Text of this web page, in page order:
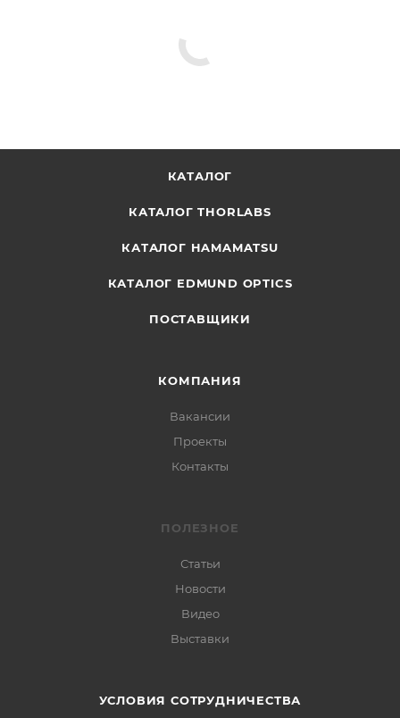
КАТАЛОГ
КАТАЛОГ THORLABS
КАТАЛОГ HAMAMATSU
КАТАЛОГ EDMUND OPTICS
ПОСТАВЩИКИ
КОМПАНИЯ
Вакансии
Проекты
Контакты
ПОЛЕЗНОЕ
Статьи
Новости
Видео
Выставки
УСЛОВИЯ СОТРУДНИЧЕСТВА